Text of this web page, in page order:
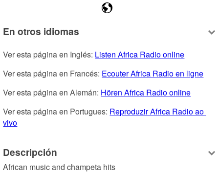
En otros idiomas
Ver esta página en Inglés: Listen Africa Radio online
Ver esta página en Francés: Ecouter Africa Radio en ligne
Ver esta página en Alemán: Hören Africa Radio online
Ver esta página en Portugues: Reproduzir Africa Radio ao
vivo
Descripción
African music and champeta hits